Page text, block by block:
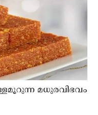
മധുരവിഭവം